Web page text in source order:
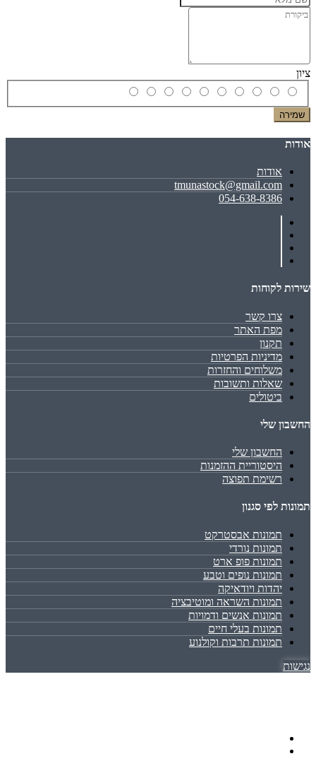
ציון
שמירה
אודות
אודות
tmunastock@gmail.com
054-638-8386
שירות לקוחות
צרו קשר
מפת האתר
תקנון
מדיניות הפרטיות
משלוחים והחזרות
שאלות ותשובות
ביטולים
החשבון שלי
החשבון שלי
היסטוריית ההזמנות
רשימת תפוצה
תמונות לפי סגנון
תמונות אבסטרקט
תמונות נורדי
תמונות פופ ארט
תמונות נופים וטבע
יהדות ויודאיקה
תמונות השראה ומוטיבציה
תמונות אנשים ודמויות
תמונות בעלי חיים
תמונות תרבות וקולנוע
נגישות